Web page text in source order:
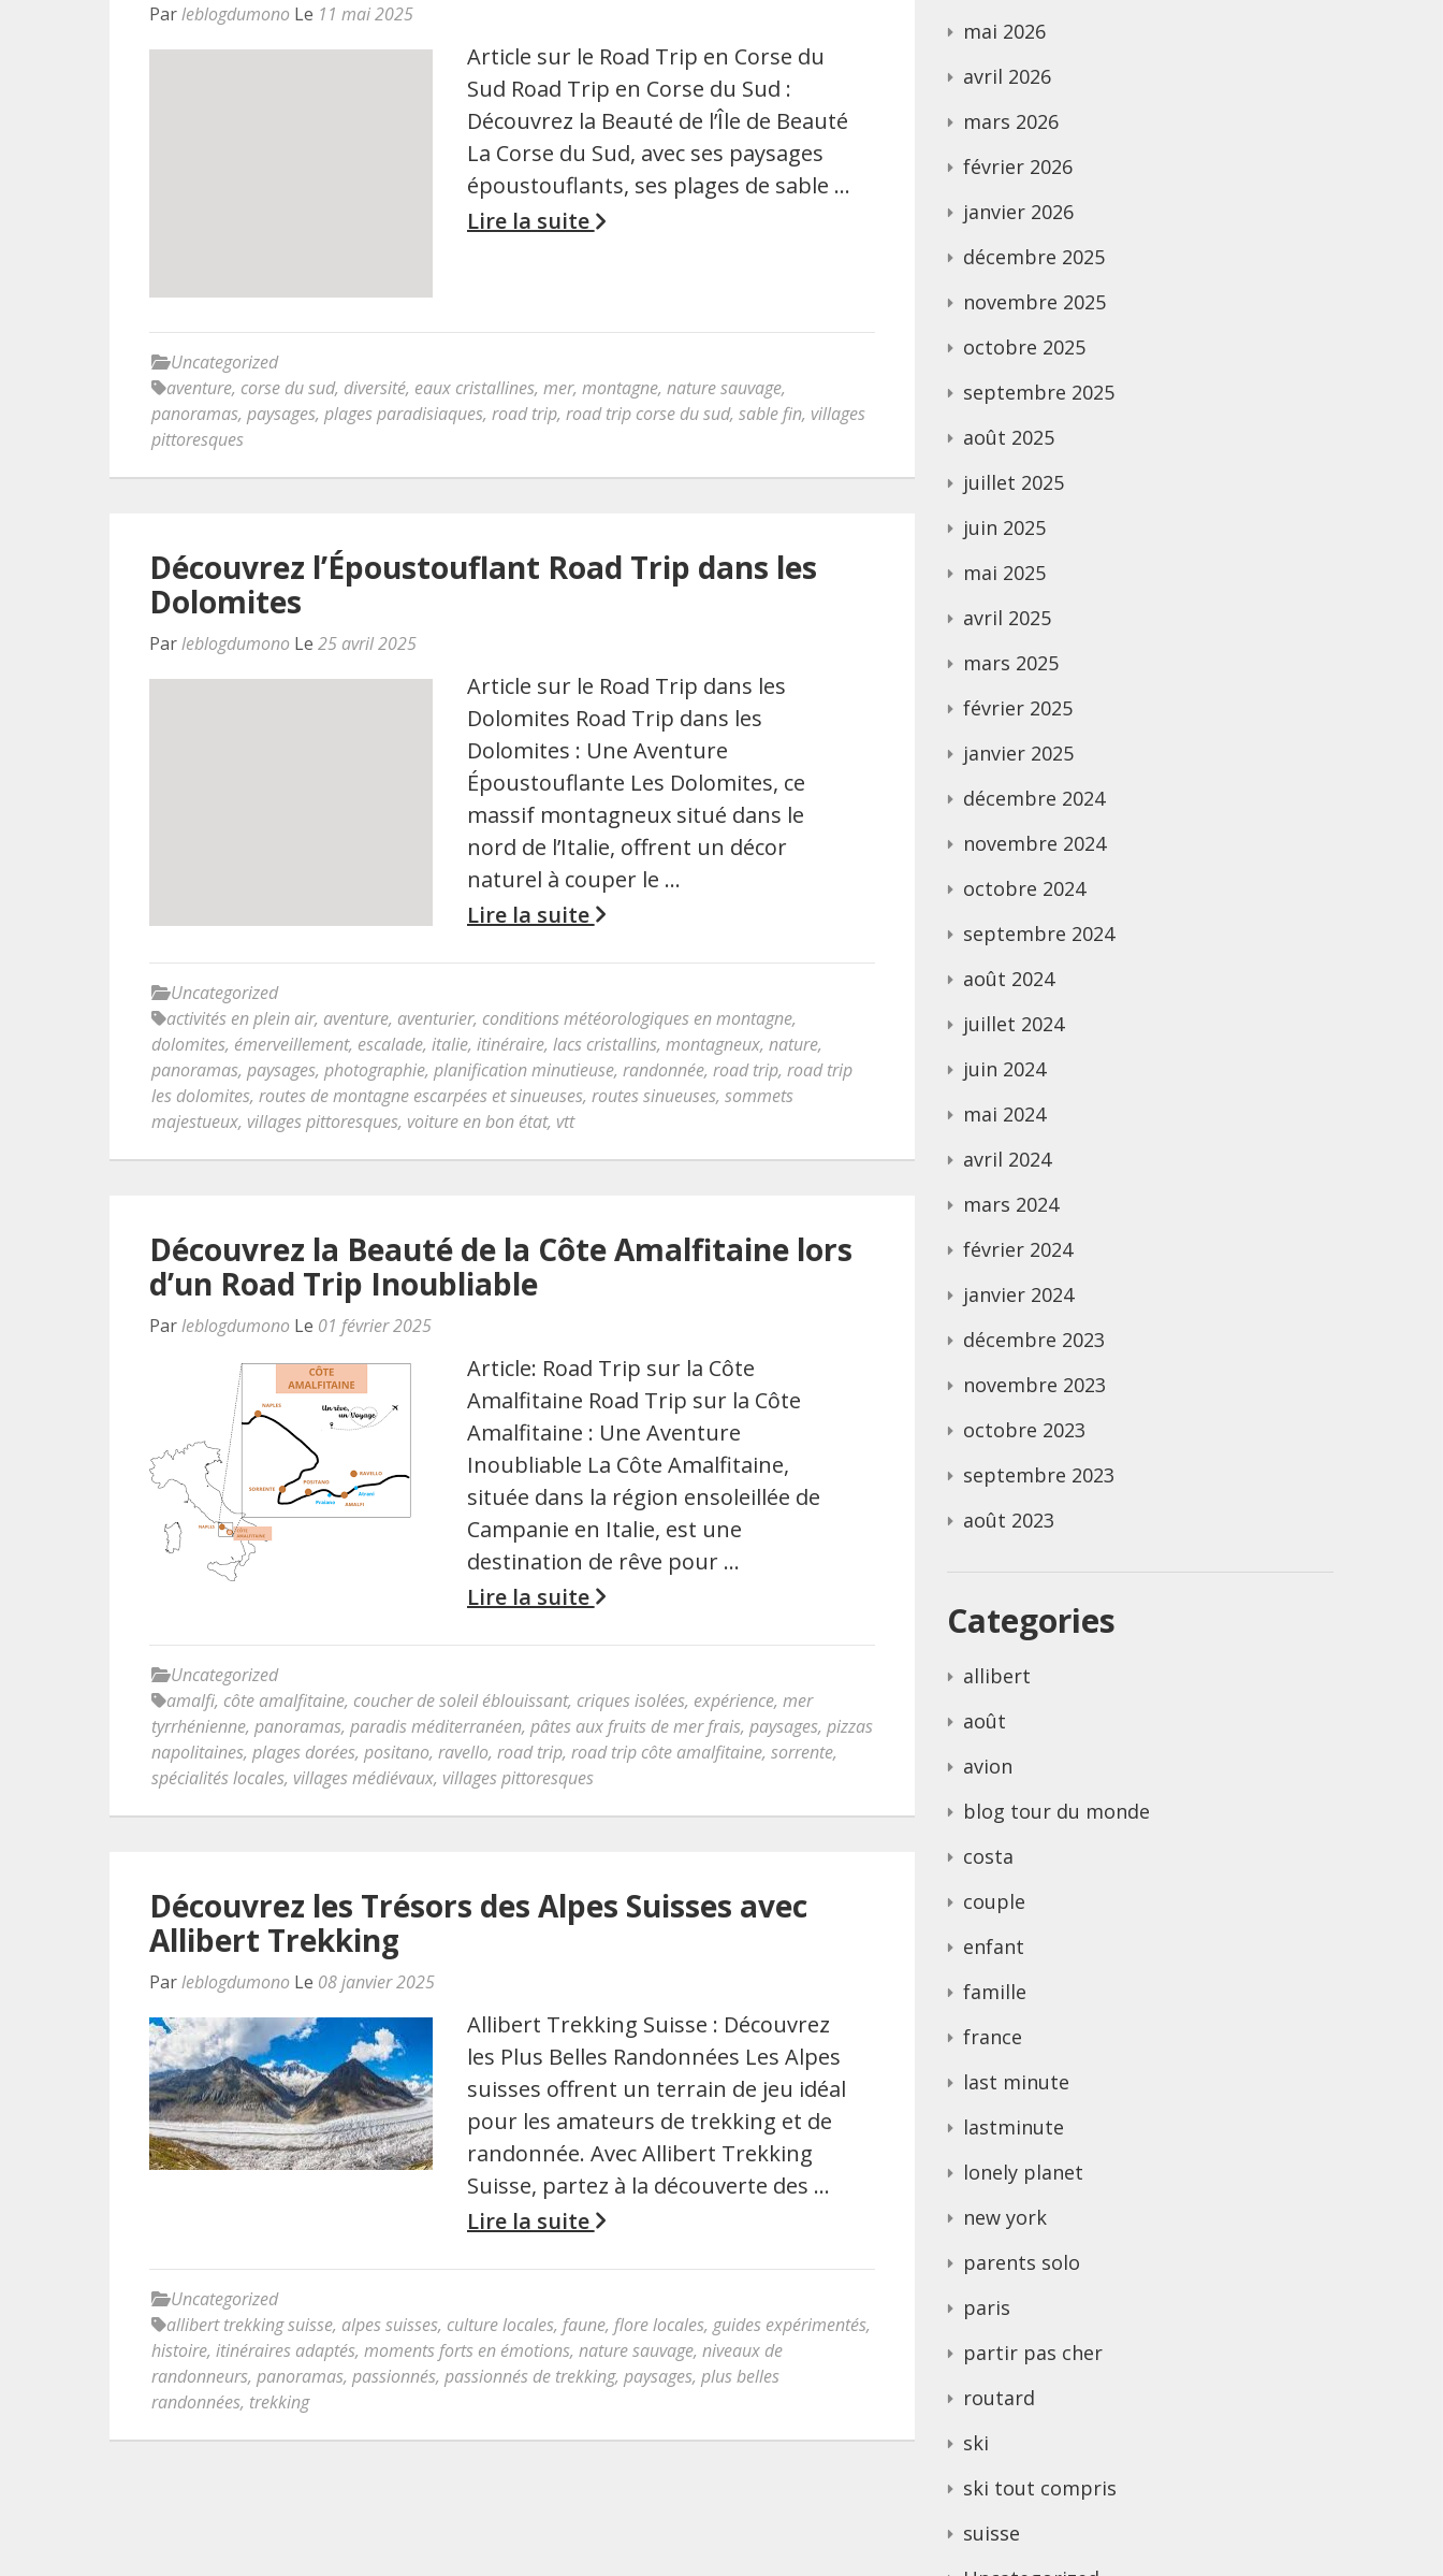
Parleblogdumono Le 11 mai 2025
Article sur le Road Trip en Corse du
Sud Road Trip en Corse du Sud :
Découvrez la Beauté de l’Île de Beauté
La Corse du Sud, avec ses paysages
époustouflants, ses plages de sable …
Lire la suite
Uncategorized
aventure, corse du sud, diversité, eaux cristallines, mer, montagne, nature sauvage,
panoramas, paysages, plages paradisiaques, road trip, road trip corse du sud, sable fin, villages
pittoresques
Découvrez l’Époustouflant Road Trip dans les
Dolomites
Parleblogdumono Le 25 avril 2025
Article sur le Road Trip dans les
Dolomites Road Trip dans les
Dolomites : Une Aventure
Époustouflante Les Dolomites, ce
massif montagneux situé dans le
nord de l’Italie, offrent un décor
naturel à couper le …
Lire la suite
Uncategorized
activités en plein air, aventure, aventurier, conditions météorologiques en montagne,
dolomites, émerveillement, escalade, italie, itinéraire, lacs cristallins, montagneux, nature,
panoramas, paysages, photographie, planification minutieuse, randonnée, road trip, road trip
les dolomites, routes de montagne escarpées et sinueuses, routes sinueuses, sommets
majestueux, villages pittoresques, voiture en bon état, vtt
Découvrez la Beauté de la Côte Amalfitaine lors
d’un Road Trip Inoubliable
Parleblogdumono Le 01 février 2025
Article: Road Trip sur la Côte
Amalfitaine Road Trip sur la Côte
Amalfitaine : Une Aventure
Inoubliable La Côte Amalfitaine,
située dans la région ensoleillée de
Campanie en Italie, est une
destination de rêve pour …
Lire la suite
Uncategorized
amalfi, côte amalfitaine, coucher de soleil éblouissant, criques isolées, expérience, mer
tyrrhénienne, panoramas, paradis méditerranéen, pâtes aux fruits de mer frais, paysages, pizzas
napolitaines, plages dorées, positano, ravello, road trip, road trip côte amalfitaine, sorrente,
spécialités locales, villages médiévaux, villages pittoresques
Découvrez les Trésors des Alpes Suisses avec
Allibert Trekking
Parleblogdumono Le 08 janvier 2025
Allibert Trekking Suisse : Découvrez
les Plus Belles Randonnées Les Alpes
suisses offrent un terrain de jeu idéal
pour les amateurs de trekking et de
randonnée. Avec Allibert Trekking
Suisse, partez à la découverte des …
Lire la suite
Uncategorized
allibert trekking suisse, alpes suisses, culture locales, faune, flore locales, guides expérimentés,
histoire, itinéraires adaptés, moments forts en émotions, nature sauvage, niveaux de
randonneurs, panoramas, passionnés, passionnés de trekking, paysages, plus belles
randonnées, trekking
mai 2026
avril 2026
mars 2026
février 2026
janvier 2026
décembre 2025
novembre 2025
octobre 2025
septembre 2025
août 2025
juillet 2025
juin 2025
mai 2025
avril 2025
mars 2025
février 2025
janvier 2025
décembre 2024
novembre 2024
octobre 2024
septembre 2024
août 2024
juillet 2024
juin 2024
mai 2024
avril 2024
mars 2024
février 2024
janvier 2024
décembre 2023
novembre 2023
octobre 2023
septembre 2023
août 2023
Categories
allibert
août
avion
blog tour du monde
costa
couple
enfant
famille
france
last minute
lastminute
lonely planet
new york
parents solo
paris
partir pas cher
routard
ski
ski tout compris
suisse